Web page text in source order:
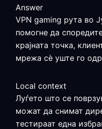
Answer
VPN gaming рута во
помогне да
крајната точка,
мрежа сè уште го
Local context
Луѓето што се
можат да снимат
тестираат една